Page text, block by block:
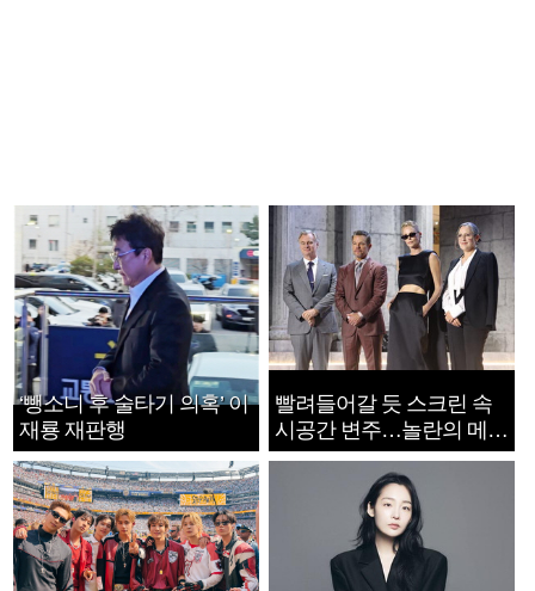
‘뺑소니 후 술타기 의혹’ 이
재룡 재판행
빨려들어갈 듯 스크린 속
시공간 변주…놀란의 메시
지는 ‘전쟁 속죄’